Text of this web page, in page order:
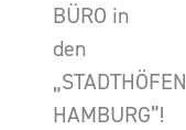
BÜRO in
den
„STADTHÖFEN
HAMBURG”!